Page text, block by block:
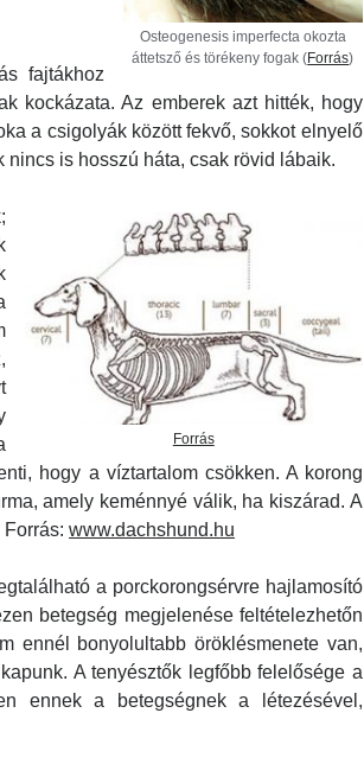
Osteogenesis imperfecta okozta
áttetsző és törékeny fogak (Forrás)
fajtákhoz
kockázata. Az emberek azt hitték, hogy
a csigolyák között fekvő, sokkot elnyelő
is hosszú háta, csak rövid lábaik.
Forrás
hogy a víztartalom csökken. A korong
amely keménnyé válik, ha kiszárad. A
Forrás:www.dachshund.hu
a porckorongsérvre hajlamosító
betegség megjelenése feltételezhetőn
ennél bonyolultabb öröklésmenete van,
A tenyésztők legfőbb felelősége a
ennek a betegségnek a létezésével,